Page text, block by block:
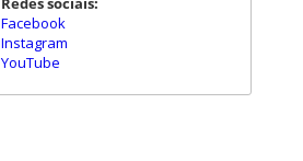
Facebook
Instagram
YouTube